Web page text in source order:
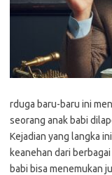
rduga baru-baru ini
seorang anak babi
Kejadian yang langka
keanehan dari
babi bisa menemukan